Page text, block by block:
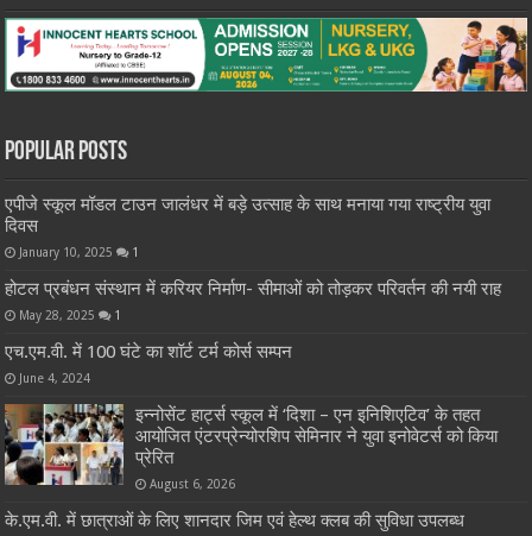
Popular Posts
एपीजे स्कूल मॉडल टाउन जालंधर में बड़े उत्साह के साथ मनाया गया राष्ट्रीय युवा
दिवस
January 10, 2025 1
होटल प्रबंधन संस्थान में करियर निर्माण- सीमाओं को तोड़कर परिवर्तन की नयी राह
May 28, 2025 1
एच.एम.वी. में 100 घंटे का शॉर्ट टर्म कोर्स सम्पन
June 4, 2024
इन्नोसेंट हार्ट्स स्कूल में ‘दिशा – एन इनिशिएटिव’ के तहत
आयोजित एंटरप्रेन्योरशिप सेमिनार ने युवा इनोवेटर्स को किया
प्रेरित
August 6, 2026
के.एम.वी. में छात्राओं के लिए शानदार जिम एवं हेल्थ क्लब की सुविधा उपलब्ध